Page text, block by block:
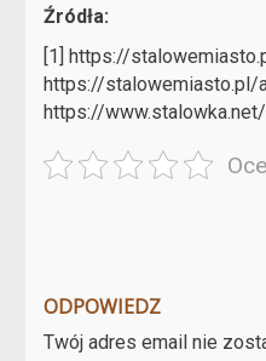
Źródła:
[1] https://
https://stalowemiasto.pl/
https://
ODPOWIEDZ
Twój adres email nie